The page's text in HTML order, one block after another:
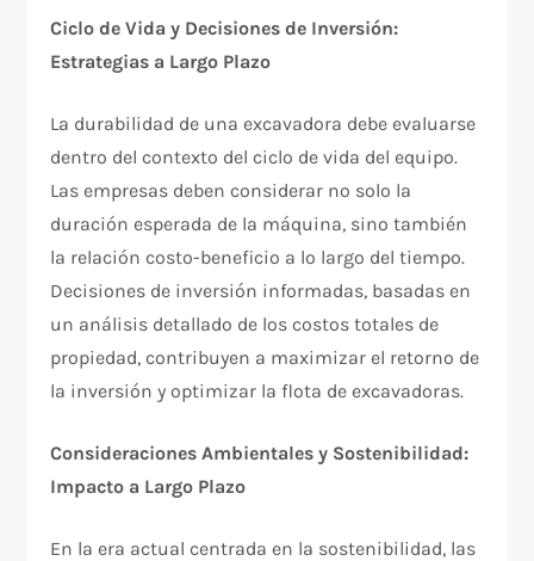
Ciclo de Vida y Decisiones de Inversión:
Estrategias a Largo Plazo
La durabilidad de una excavadora debe evaluarse
dentro del contexto del ciclo de vida del equipo.
Las empresas deben considerar no solo la
duración esperada de la máquina, sino también
la relación costo-beneficio a lo largo del tiempo.
Decisiones de inversión informadas, basadas en
un análisis detallado de los costos totales de
propiedad, contribuyen a maximizar el retorno de
la inversión y optimizar la flota de excavadoras.
Consideraciones Ambientales y Sostenibilidad:
Impacto a Largo Plazo
En la era actual centrada en la sostenibilidad, las